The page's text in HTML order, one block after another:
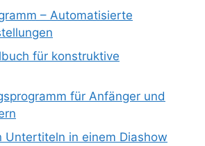
– Automatisierte
für konstruktive
für Anfänger und
Untertiteln in einem Diashow